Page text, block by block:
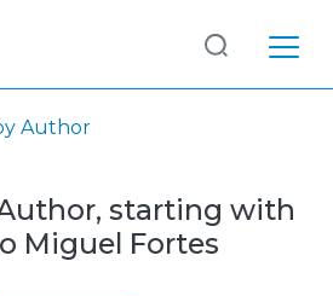
Author
starting with
Miguel Fortes